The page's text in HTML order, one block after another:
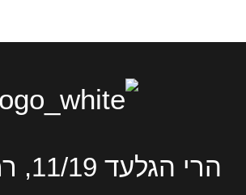
הרי הגלעד 11/19, רמת גן